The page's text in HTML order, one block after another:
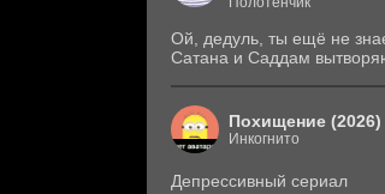
Ой, дедуль, ты ещё не
Сатана и Саддам
Похищение (2026)
Инкогнито
Депрессивный сериал